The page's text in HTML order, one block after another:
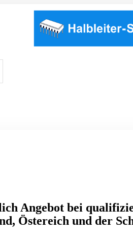
Angebot bei
Östereich und der